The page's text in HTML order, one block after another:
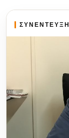
ΣΥΝΕΝΤΕΥΞΗ